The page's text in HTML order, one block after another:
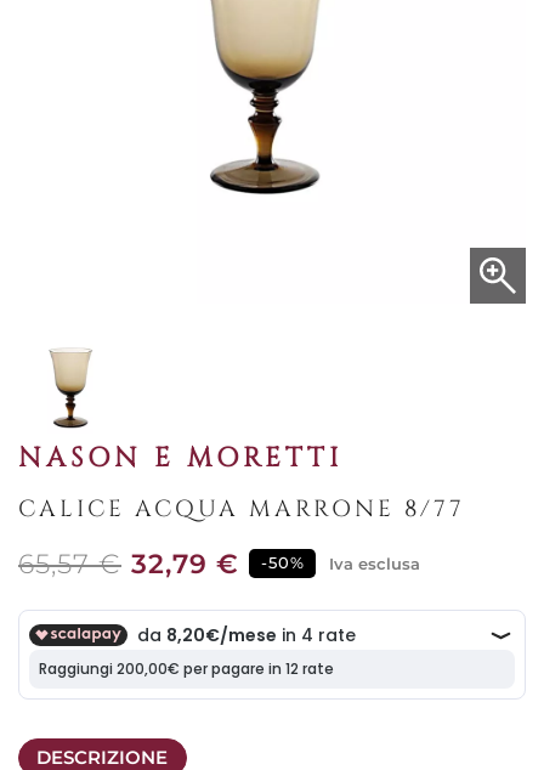
NASON E MORETTI
CALICE ACQUA MARRONE 8/77
65,57 € 32,79 € -50% Iva esclusa
DESCRIZIONE